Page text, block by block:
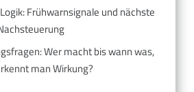
Frühwarnsignale und nächste
Wer macht bis wann was,
man Wirkung?